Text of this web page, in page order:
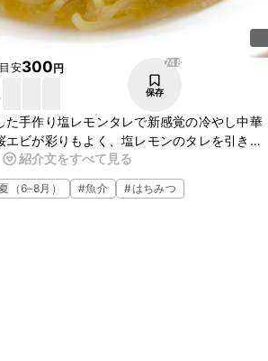
安300円 748
保存
た手作り塩レモンタレで新感覚の冷やし中華
エビが彩りもよく、塩レモンのタレを引き立
の中にうまみがしっかりとある冷やし中華な
になる美味しい一品です。
紹介文をすべて見る
夏（6–8月） #魚介 #はちみつ